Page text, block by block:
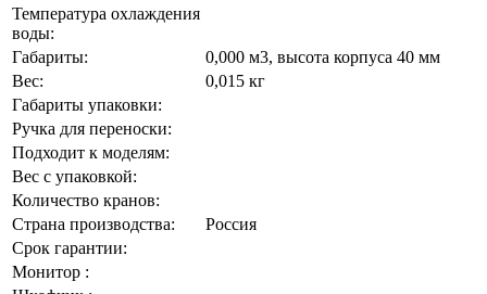
Температура охлаждения
воды:
Габариты:
0,000 м3, высота корпуса 40 мм
Вес:
0,015 кг
Габариты упаковки:
Ручка для переноски:
Подходит к моделям:
Вес с упаковкой:
Количество кранов:
Страна производства:
Россия
Срок гарантии:
Монитор :